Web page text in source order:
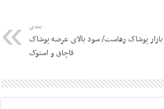
بعدی
بازار پوشاک رهاست/ سود بالای عرضه پوشاک
قاچاق و استوک